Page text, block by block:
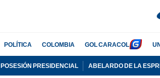
POLÍTICA COLOMBIA GOL CARACOL
POSESIÓN PRESIDENCIAL ABELARDO DE LA